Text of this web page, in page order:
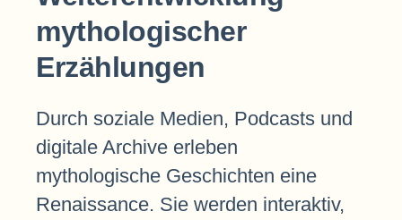
mythologischer
Erzählungen
Durch soziale Medien, Podcasts und
digitale Archive erleben
mythologische Geschichten eine
Renaissance. Sie werden interaktiv,